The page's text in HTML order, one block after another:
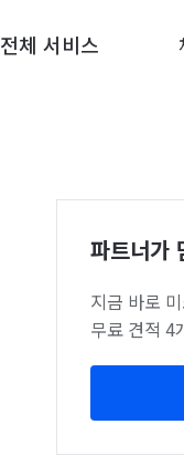
전체 서비스
파트너가
지금 바로
무료 견적 4